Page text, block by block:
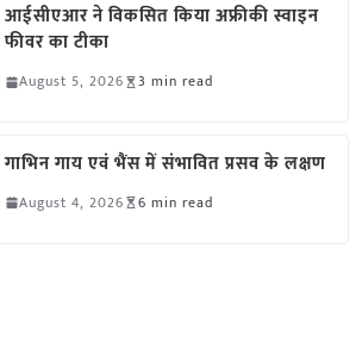
आईसीएआर ने विकसित किया अफ्रीकी स्वाइन
फीवर का टीका
August 5, 2026 3 min read
गाभिन गाय एवं भैंस में संभावित प्रसव के लक्षण
August 4, 2026 6 min read